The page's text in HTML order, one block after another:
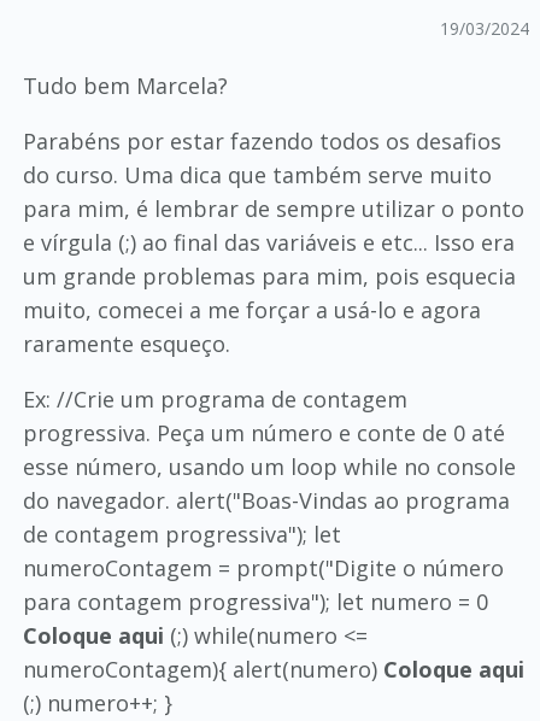
19/03/2024
Tudo bem Marcela?
Parabéns por estar fazendo todos os desafios
do curso. Uma dica que também serve muito
para mim, é lembrar de sempre utilizar o ponto
e vírgula (;) ao final das variáveis e etc... Isso era
um grande problemas para mim, pois esquecia
muito, comecei a me forçar a usá-lo e agora
raramente esqueço.
Ex: //Crie um programa de contagem
progressiva. Peça um número e conte de 0 até
esse número, usando um loop while no console
do navegador. alert("Boas-Vindas ao programa
de contagem progressiva"); let
numeroContagem = prompt("Digite o número
para contagem progressiva"); let numero = 0
Coloque aqui (;) while(numero <=
numeroContagem){ alert(numero) Coloque aqui
(;) numero++; }